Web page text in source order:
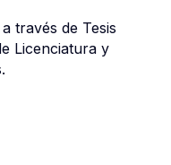
través de Tesis
Licenciatura y